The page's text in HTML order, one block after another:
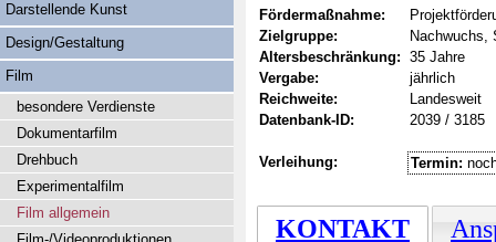
Fördermaßnahme:
Zielgruppe:
Nachwuchs,
Altersbeschränkung: 35 Jahre
Vergabe:
jährlich
Reichweite:
Landesweit
Datenbank-ID:
2039 / 3185
Verleihung: Termin:
KONTAKT
Darstellende Kunst
Design/Gestaltung
Film
besondere Verdienste
Dokumentarfilm
Drehbuch
Experimentalfilm
Film allgemein